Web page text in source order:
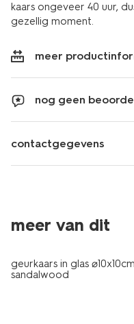
kaars ongeveer 40 uur,
gezellig moment.
meer
nog geen
contactgegevens
meer van dit
vegan
geurkaars in glas ⌀10x10cm
sandalwood